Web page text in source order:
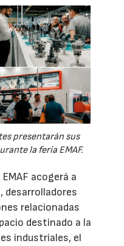
presentarán sus
la feria EMAF.
acogerá a
desarrolladores
relacionadas
destinado a la
industriales, el